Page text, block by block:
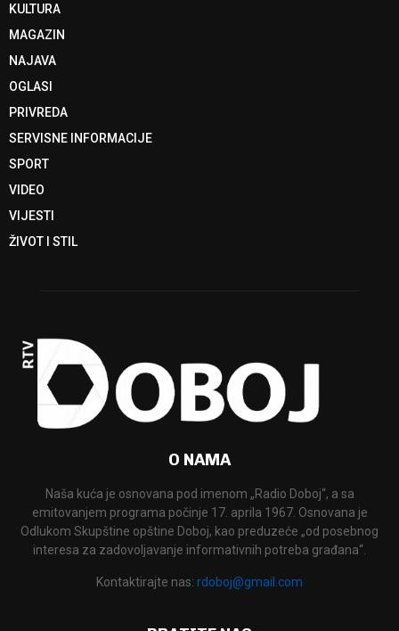
KULTURA
MAGAZIN
NAJAVA
OGLASI
PRIVREDA
SERVISNE INFORMACIJE
SPORT
VIDEO
VIJESTI
ŽIVOT I STIL
O NAMA
Naša kuća je osnovana pod imenom „Radio Doboj“, a sa
emitovanjem programa počinje 17. aprila 1967. Osnovana je
Odlukom Skupštine opštine Doboj, kao preduzeće „od posebnog
interesa za zadovoljavanje informativnih potreba građana“.
Kontaktirajte nas: rdoboj@gmail.com